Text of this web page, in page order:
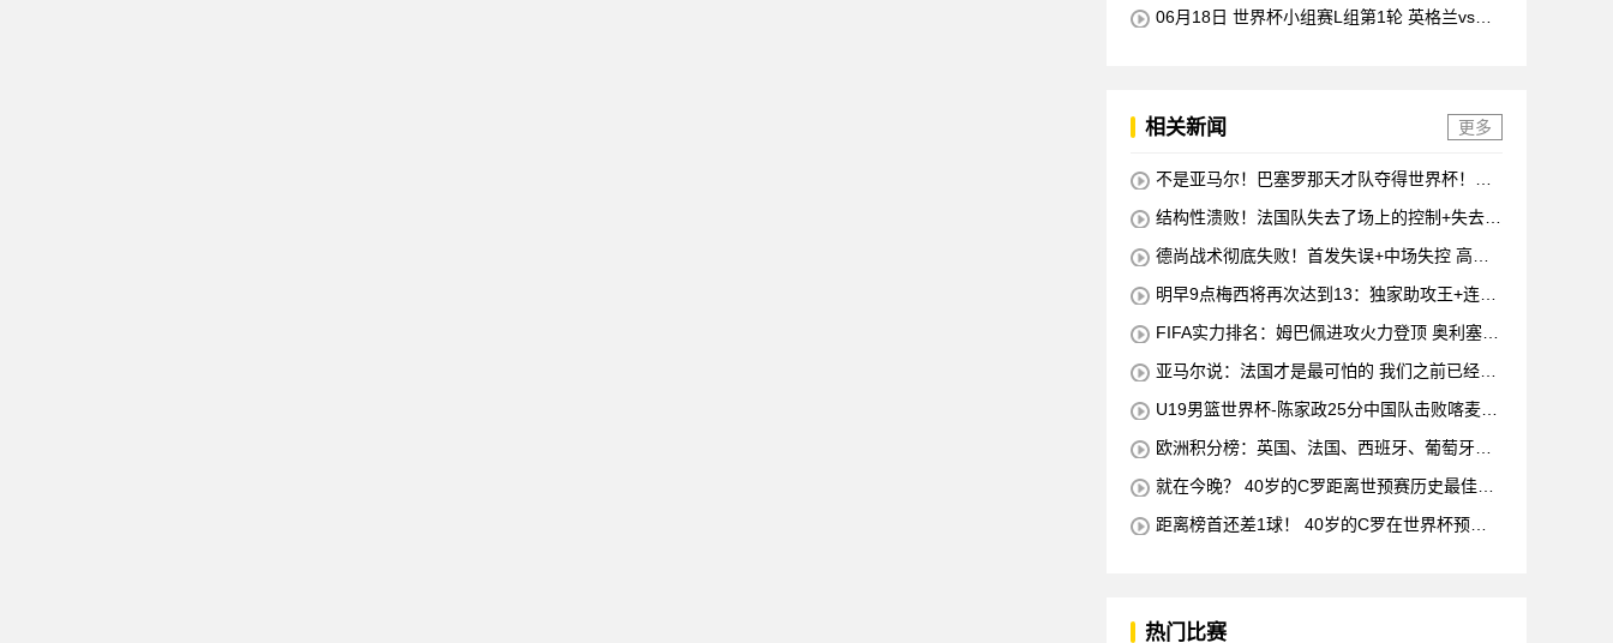
06月18日 世界杯小组赛L组第1轮 英格兰vs克
相关新闻 更多
不是亚马尔！巴塞罗那天才队夺得世界杯！半
结构性溃败！法国队失去了场上的控制+失去了
德尚战术彻底失败！首发失误+中场失控 高前
明早9点梅西将再次达到13：独家助攻王+连续
FIFA实力排名：姆巴佩进攻火力登顶 奥利塞创
亚马尔说：法国才是最可怕的 我们之前已经消
U19男篮世界杯-陈家政25分中国队击败喀麦隆
欧洲积分榜：英国、法国、西班牙、葡萄牙状
就在今晚？ 40岁的C罗距离世预赛历史最佳射
录
距离榜首还差1球！ 40岁的C罗在世界杯预赛
热门比赛